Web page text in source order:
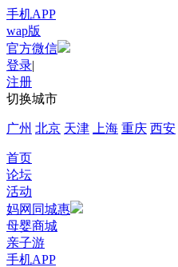
手机APP
wap版
官方微信
登录|
注册
切换城市
广州 北京 天津 上海 重庆 西安
首页
论坛
活动
妈网同城惠
母婴商城
亲子游
手机APP